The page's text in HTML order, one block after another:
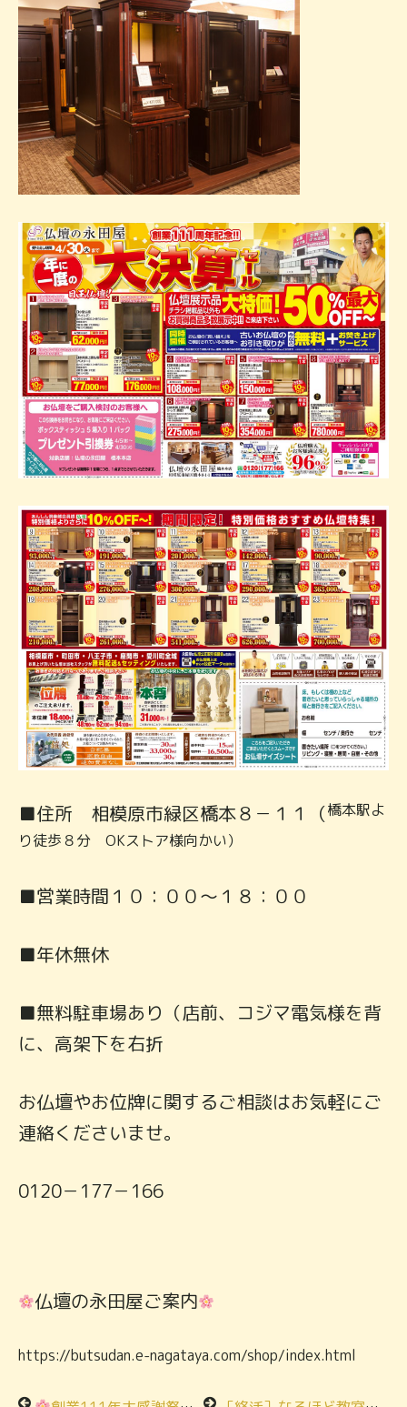
■住所 相模原市緑区橋本８－１１（橋本駅よ
り徒歩８分 OKストア様向かい）
■営業時間１０：００～１８：００
■年休無休
■無料駐車場あり（店前、コジマ電気様を背
に、高架下を右折
お仏壇やお位牌に関するご相談はお気軽にご
連絡くださいませ。
0120－177－166
仏壇の永田屋ご案内
https://butsudan.e-nagataya.com/shop/index.html